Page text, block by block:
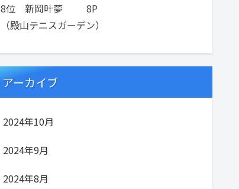
8位 新岡叶夢 8P
（殿山テニスガーデン）
アーカイブ
2024年10月
2024年9月
2024年8月